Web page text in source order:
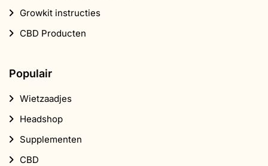
Growkit instructies
CBD Producten
Populair
Wietzaadjes
Headshop
Supplementen
CBD